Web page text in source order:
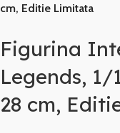
cm, Editie Limitata
Figurina
Legends, 1/
28 cm,